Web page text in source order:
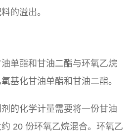
的溢出。
单酯和甘油二酯与环氧乙烷
基化甘油单酯和甘油二酯。
的化学计量需要将一份甘油
20 份环氧乙烷混合。环氧乙